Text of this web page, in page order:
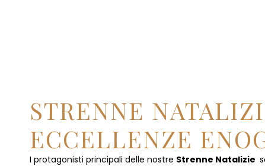
STRENNE
ECCELLENZE
I protagonisti principali delle nostre Strenne Natalizie